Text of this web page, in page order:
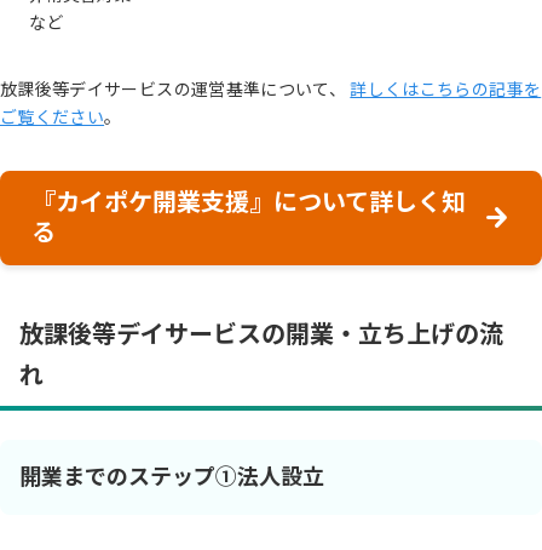
など
放課後等デイサービスの運営基準について、詳しくはこちらの記事を
ご覧ください。
『カイポケ開業支援』について詳しく知
る
放課後等デイサービスの開業・立ち上げの流
れ
開業までのステップ①法人設立